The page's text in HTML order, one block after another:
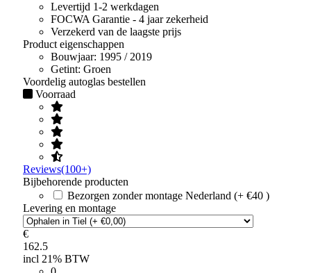
Levertijd 1-2 werkdagen
FOCWA Garantie - 4 jaar zekerheid
Verzekerd van de laagste prijs
Product eigenschappen
Bouwjaar: 1995 / 2019
Getint: Groen
Voordelig autoglas bestellen
Voorraad
Reviews(100+)
Bijbehorende producten
Bezorgen zonder montage Nederland (+ €40 )
Levering en montage
€
162.5
incl 21% BTW